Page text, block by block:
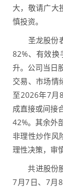
大，敬请广大
慎投资。
圣龙股份表
82%、有效换
升。公司当日
交易、市场情
至2026年7月
成直接或间接
42%。其余外
非理性炒作风
理性决策，审
共进股份股
7月7日、7月